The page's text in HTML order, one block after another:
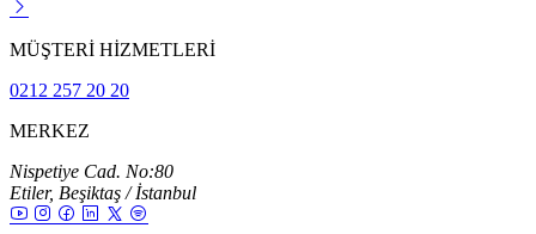
MÜŞTERİ HİZMETLERİ
0212 257 20 20
MERKEZ
Nispetiye Cad. No:80
Etiler, Beşiktaş / İstanbul